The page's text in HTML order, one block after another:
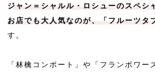
ジャン＝シャルル・ロシューのスペシ
お店でも大人気なのが、「フルーツタ
す。
「林檎コンポート」や「フランボワー